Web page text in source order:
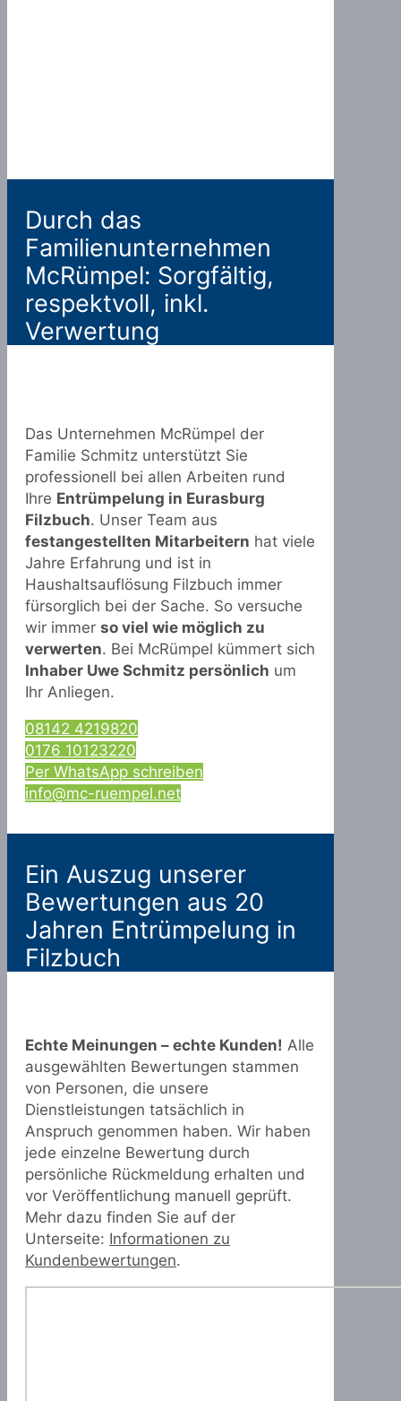
Durch das
Familienunternehmen
McRümpel: Sorgfältig,
respektvoll, inkl.
Verwertung
Das Unternehmen McRümpel der
Familie Schmitz unterstützt Sie
professionell bei allen Arbeiten rund
Ihre Entrümpelung in Eurasburg
Filzbuch. Unser Team aus
festangestellten Mitarbeitern hat viele
Jahre Erfahrung und ist in
Haushaltsauflösung Filzbuch immer
fürsorglich bei der Sache. So versuche
wir immer so viel wie möglich zu
verwerten. Bei McRümpel kümmert sich
Inhaber Uwe Schmitz persönlich um
Ihr Anliegen.
08142 4219820
0176 10123220
Per WhatsApp schreiben
info@mc-ruempel.net
Ein Auszug unserer
Bewertungen aus 20
Jahren Entrümpelung in
Filzbuch
Echte Meinungen – echte Kunden! Alle
ausgewählten Bewertungen stammen
von Personen, die unsere
Dienstleistungen tatsächlich in
Anspruch genommen haben. Wir haben
jede einzelne Bewertung durch
persönliche Rückmeldung erhalten und
vor Veröffentlichung manuell geprüft.
Mehr dazu finden Sie auf der
Unterseite: Informationen zu
Kundenbewertungen.